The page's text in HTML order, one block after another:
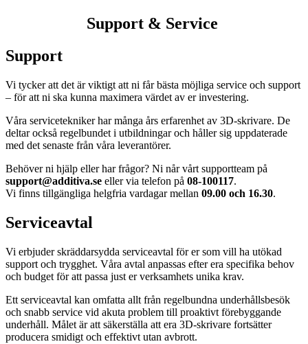
Support & Service
Support
Vi tycker att det är viktigt att ni får bästa möjliga service och support
– för att ni ska kunna maximera värdet av er investering.
Våra servicetekniker har många års erfarenhet av 3D-skrivare. De
deltar också regelbundet i utbildningar och håller sig uppdaterade
med det senaste från våra leverantörer.
Behöver ni hjälp eller har frågor? Ni når vårt supportteam på
support@additiva.se eller via telefon på 08-100117.
Vi finns tillgängliga helgfria vardagar mellan 09.00 och 16.30.
Serviceavtal
Vi erbjuder skräddarsydda serviceavtal för er som vill ha utökad
support och trygghet. Våra avtal anpassas efter era specifika behov
och budget för att passa just er verksamhets unika krav.
Ett serviceavtal kan omfatta allt från regelbundna underhållsbesök
och snabb service vid akuta problem till proaktivt förebyggande
underhåll. Målet är att säkerställa att era 3D-skrivare fortsätter
producera smidigt och effektivt utan avbrott.